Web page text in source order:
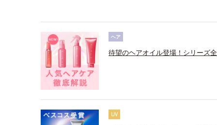
ヘア
待望のヘアオイル登場！シリーズ
UV